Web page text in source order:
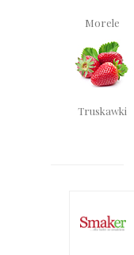
Morele
Truskawki